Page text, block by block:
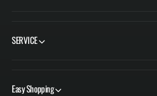
SERVICE
Easy Shopping